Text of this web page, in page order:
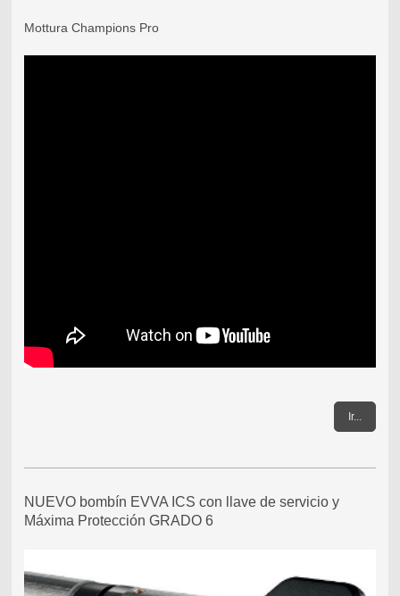
Mottura Champions Pro
Ir...
NUEVO bombín EVVA ICS con llave de servicio y
Máxima Protección GRADO 6